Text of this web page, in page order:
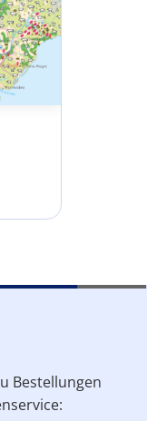
Bestellungen